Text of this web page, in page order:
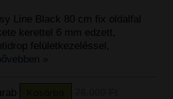
Line Black 80 cm fix oldalfal
kerettel 6 mm edzett,
felületkezeléssel,
»